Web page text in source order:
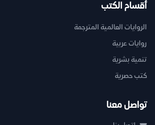
أقسام الكتب
الروايات العالمية المترجمة
روايات عربية
تنمية بشرية
كتب حصرية
تواصل معنا